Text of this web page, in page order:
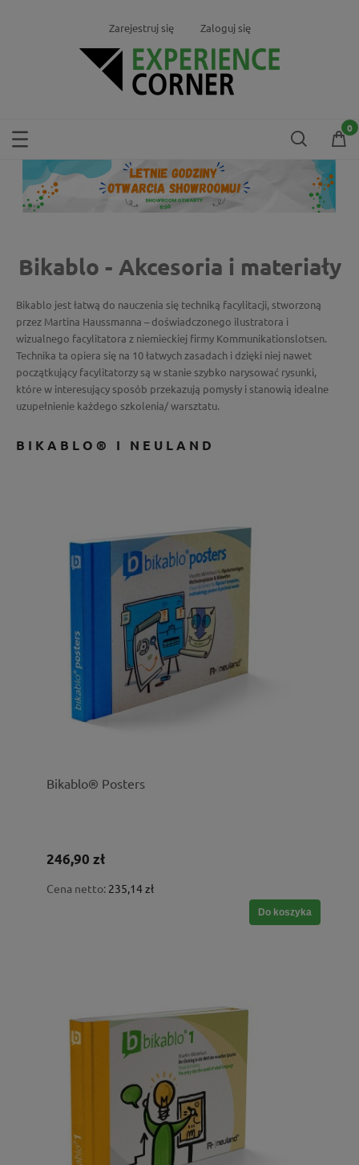
Zarejestruj się Zaloguj się
Bikablo - Akcesoria i materiały
Bikablo jest łatwą do nauczenia się techniką facylitacji, stworzoną
przez Martina Haussmanna – doświadczonego ilustratora i
wizualnego facylitatora z niemieckiej firmy Kommunikationslotsen.
Technika ta opiera się na 10 łatwych zasadach i dzięki niej nawet
początkujący facylitatorzy są w stanie szybko narysować rysunki,
które w interesujący sposób przekazują pomysły i stanowią idealne
uzupełnienie każdego szkolenia/ warsztatu.
BIKABLO® I NEULAND
Bikablo® Posters
246,90 zł
Cena netto: 235,14 zł
Do koszyka